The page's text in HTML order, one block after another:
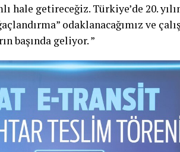
hale getireceğiz. Türkiye’de 20.
odaklanacağımız ve
başında geliyor. ”